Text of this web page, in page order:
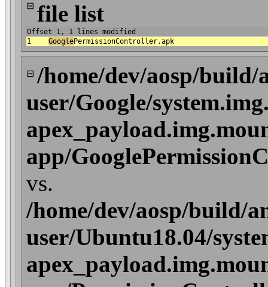
⊟ file list
Offset 1, 1 lines modified
1
GooglePermissionController.apk
⊟ /home/dev/aosp/
user/Google/
app/
vs.
/home/dev/aosp/build/
user/Ubuntu18.04/